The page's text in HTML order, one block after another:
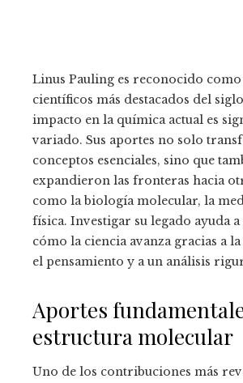
Linus Pauling es reconocido
científicos más destacados del
impacto en la química actual es
variado. Sus aportes no solo
conceptos esenciales, sino que
expandieron las fronteras hacia
como la biología molecular, la
física. Investigar su legado ayuda
cómo la ciencia avanza gracias a
el pensamiento y a un análisis
Aportes
estructura molecular
Uno de los contribuciones más